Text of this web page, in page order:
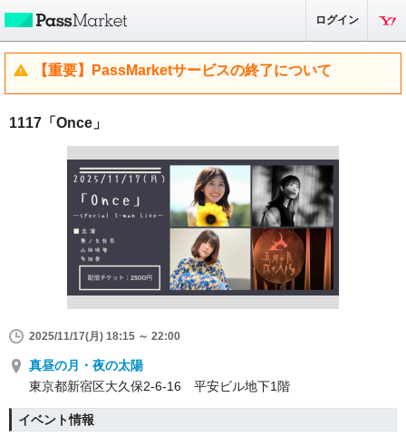
ログイン
【重要】PassMarketサービスの終了について
1117「Once」
2025/11/17(月) 18:15 ～ 22:00
真昼の月・夜の太陽
東京都新宿区大久保2-6-16 平安ビル地下1階
イベント情報